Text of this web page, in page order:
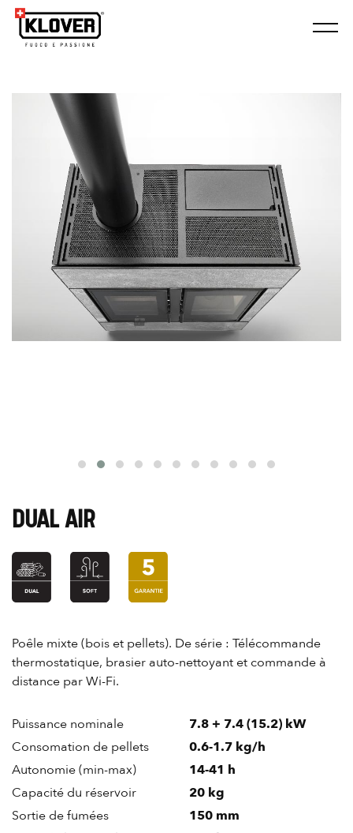
DUAL AIR
Poêle mixte (bois et pellets). De série : Télécommande
thermostatique, brasier auto-nettoyant et commande à
distance par Wi-Fi.
Puissance nominale
7.8 + 7.4 (15.2) kW
Consomation de pellets
0.6-1.7 kg/h
Autonomie (min-max)
14-41 h
Capacité du réservoir
20 kg
Sortie de fumées
150 mm